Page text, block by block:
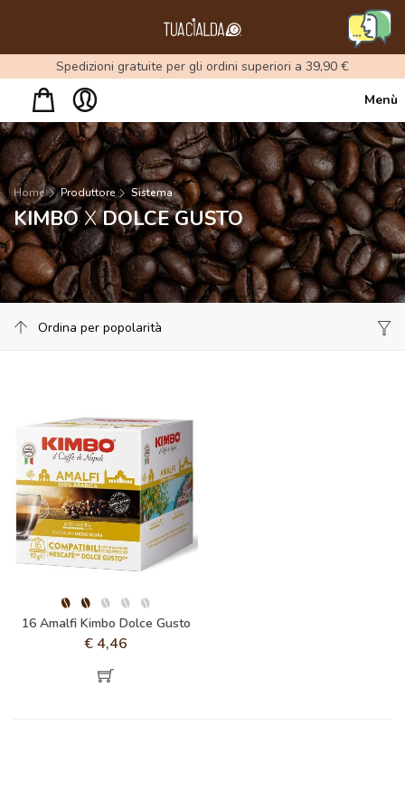
Spedizioni gratuite per gli ordini superiori a 39,90 €
Menù
Home Produttore Sistema
KIMBOXDOLCE GUSTO
16 Amalfi Kimbo Dolce Gusto
€ 4,46